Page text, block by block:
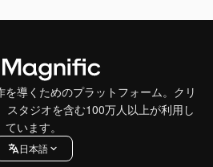
導くためのプラットフォーム。クリ
スタジオを含む100万人以上が利用し
ています。
日本語